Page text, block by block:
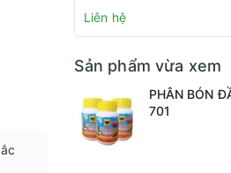
Liên hệ
Sản phẩm vừa xem
PHÂN BÓN
701